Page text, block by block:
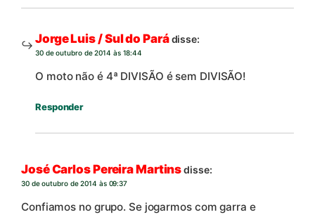
Jorge Luis / Sul do Parádisse:
30 de outubro de 2014 às 18:44
O moto não é 4ª DIVISÃO é sem DIVISÃO!
Responder
José Carlos Pereira Martinsdisse:
30 de outubro de 2014 às 09:37
Confiamos no grupo. Se jogarmos com garra e